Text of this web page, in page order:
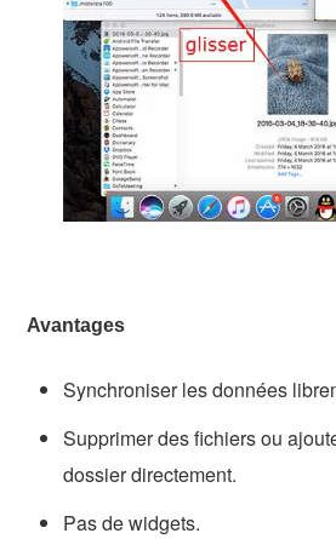
Avantages
Synchroniser les données
Supprimer des fichiers ou
dossier directement.
Pas de widgets.